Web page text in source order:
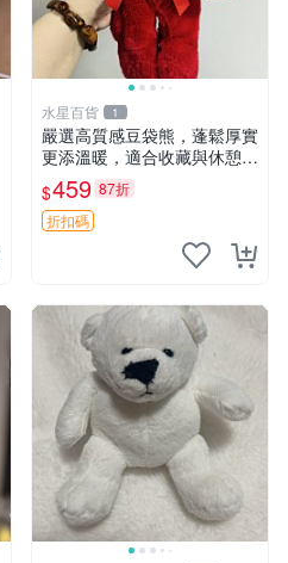
水星百貨 1
嚴選高質感豆袋熊，蓬鬆厚實
更添溫暖，適合收藏與休憩。
前胸填充飽滿，背部亦具優雅
設計。 豆袋熊 保暖 溫柔 蓬
松
$459 87折
折扣碼